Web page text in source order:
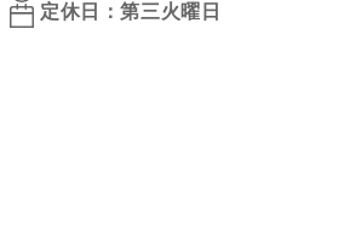
定休日：第三火曜日